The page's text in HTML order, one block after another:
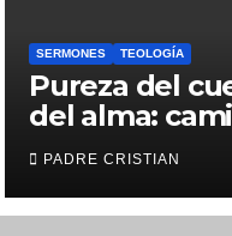
SERMONES TEOLOGÍA
Pureza del
del alma:
hacia la
con Dios
PADRE CRISTIAN